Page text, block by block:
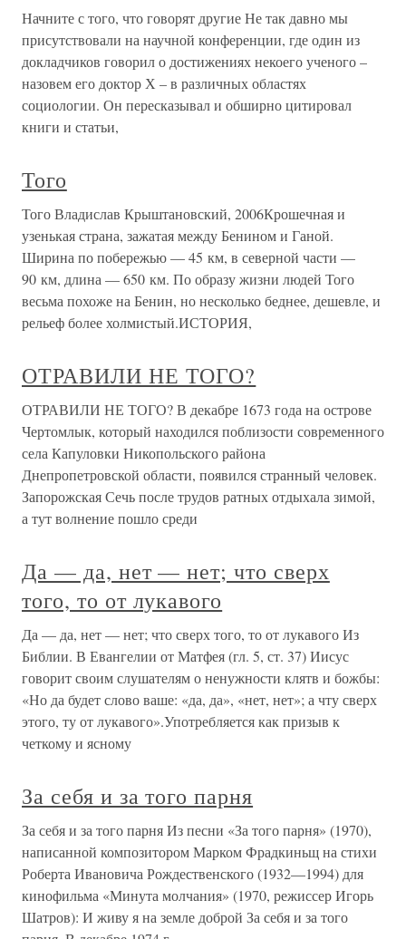
Начните с того, что говорят другие Не так давно мы
присутствовали на научной конференции, где один из
докладчиков говорил о достижениях некоего ученого –
назовем его доктор Х – в различных областях
социологии. Он пересказывал и обширно цитировал
книги и статьи,
Того
Того Владислав Крыштановский, 2006Крошечная и
узенькая страна, зажатая между Бенином и Ганой.
Ширина по побережью — 45 км, в северной части —
90 км, длина — 650 км. По образу жизни людей Того
весьма похоже на Бенин, но несколько беднее, дешевле, и
рельеф более холмистый.ИСТОРИЯ,
ОТРАВИЛИ НЕ ТОГО?
ОТРАВИЛИ НЕ ТОГО? В декабре 1673 года на острове
Чертомлык, который находился поблизости современного
села Капуловки Никопольского района
Днепропетровской области, появился странный человек.
Запорожская Сечь после трудов ратных отдыхала зимой,
а тут волнение пошло среди
Да — да, нет — нет; что сверх
того, то от лукавого
Да — да, нет — нет; что сверх того, то от лукавого Из
Библии. В Евангелии от Матфея (гл. 5, ст. 37) Иисус
говорит своим слушателям о ненужности клятв и божбы:
«Но да будет слово ваше: «да, да», «нет, нет»; а чту сверх
этого, ту от лукавого».Употребляется как призыв к
четкому и ясному
За себя и за того парня
За себя и за того парня Из песни «За того парня» (1970),
написанной композитором Марком Фрадкиньщ на стихи
Роберта Ивановича Рождественского (1932—1994) для
кинофильма «Минута молчания» (1970, режиссер Игорь
Шатров): И живу я на земле доброй За себя и за того